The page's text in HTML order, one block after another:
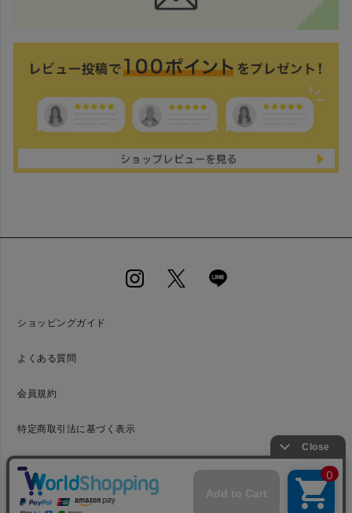
ショッピングガイド
よくある質問
会員規約
特定商取引法に基づく表示
プライバシーポリシー
お問い合わせ